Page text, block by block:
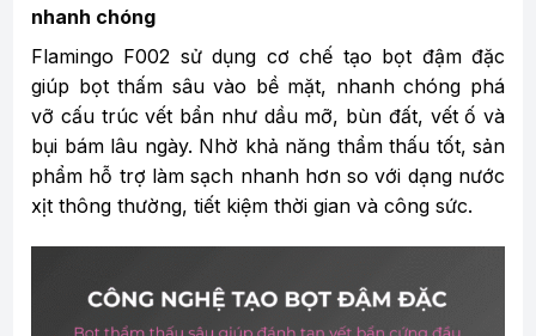
nhanh chóng
Flamingo F002 sử dụng cơ chế tạo bọt đậm đặc
giúp bọt thấm sâu vào bề mặt, nhanh chóng phá
vỡ cấu trúc vết bẩn như dầu mỡ, bùn đất, vết ố và
bụi bám lâu ngày. Nhờ khả năng thẩm thấu tốt, sản
phẩm hỗ trợ làm sạch nhanh hơn so với dạng nước
xịt thông thường, tiết kiệm thời gian và công sức.